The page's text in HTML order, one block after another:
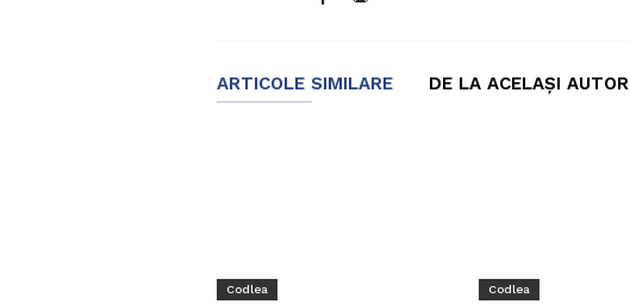
ARTICOLE SIMILARE DE LA ACELAȘI AUTOR
Codlea Codlea